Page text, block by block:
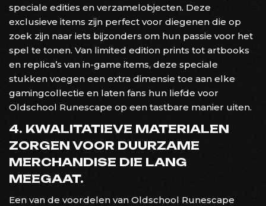
speciale edities en verzamelobjecten. Deze
exclusieve items zijn perfect voor diegenen die op
zoek zijn naar iets bijzonders om hun passie voor het
spel te tonen. Van limited edition prints tot artbooks
en replica’s van in-game items, deze speciale
stukken voegen een extra dimensie toe aan elke
gamingcollectie en laten fans hun liefde voor
Oldschool Runescape op een tastbare manier uiten.
4. KWALITATIEVE MATERIALEN
ZORGEN VOOR DUURZAME
MERCHANDISE DIE LANG
MEEGAAT.
Een van de voordelen van Oldschool Runescape